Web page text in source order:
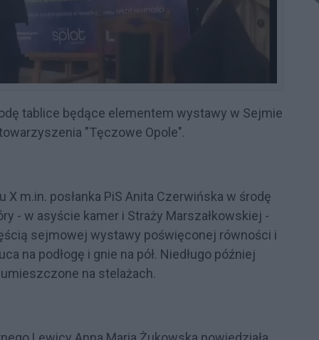
tablice będące elementem wystawy w Sejmie
"Tęczowe Opole".
m.in. posłanka PiS Anita Czerwińska w środę
- w asyście kamer i Straży Marszałkowskiej -
sejmowej wystawy poświęconej równości i
na podłogę i gnie na pół. Niedługo później
na stelażach.